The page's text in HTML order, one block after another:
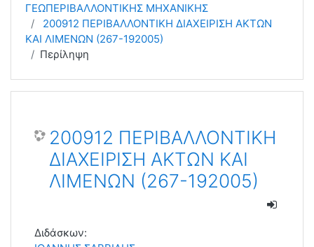
ΓΕΩΠΕΡΙΒΑΛΛΟΝΤΙΚΗΣ ΜΗΧΑΝΙΚΗΣ
200912 ΠΕΡΙΒΑΛΛΟΝΤΙΚΗ ΔΙΑΧΕΙΡΙΣΗ ΑΚΤΩΝ
ΚΑΙ ΛΙΜΕΝΩΝ (267-192005)
Περίληψη
200912 ΠΕΡΙΒΑΛΛΟΝΤΙΚΗ
ΔΙΑΧΕΙΡΙΣΗ ΑΚΤΩΝ ΚΑΙ
ΛΙΜΕΝΩΝ (267-192005)
Διδάσκων: